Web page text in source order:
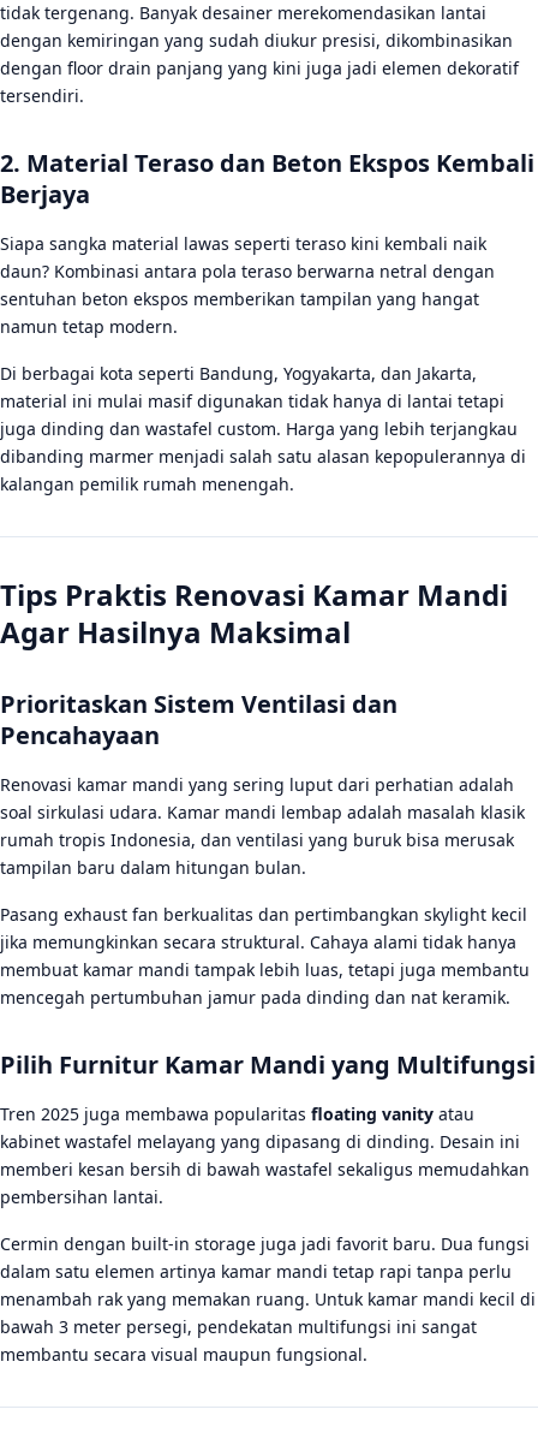
tidak tergenang. Banyak desainer merekomendasikan lantai
dengan kemiringan yang sudah diukur presisi, dikombinasikan
dengan floor drain panjang yang kini juga jadi elemen dekoratif
tersendiri.
2. Material Teraso dan Beton Ekspos Kembali
Berjaya
Siapa sangka material lawas seperti teraso kini kembali naik
daun? Kombinasi antara pola teraso berwarna netral dengan
sentuhan beton ekspos memberikan tampilan yang hangat
namun tetap modern.
Di berbagai kota seperti Bandung, Yogyakarta, dan Jakarta,
material ini mulai masif digunakan tidak hanya di lantai tetapi
juga dinding dan wastafel custom. Harga yang lebih terjangkau
dibanding marmer menjadi salah satu alasan kepopulerannya di
kalangan pemilik rumah menengah.
Tips Praktis Renovasi Kamar Mandi
Agar Hasilnya Maksimal
Prioritaskan Sistem Ventilasi dan
Pencahayaan
Renovasi kamar mandi yang sering luput dari perhatian adalah
soal sirkulasi udara. Kamar mandi lembap adalah masalah klasik
rumah tropis Indonesia, dan ventilasi yang buruk bisa merusak
tampilan baru dalam hitungan bulan.
Pasang exhaust fan berkualitas dan pertimbangkan skylight kecil
jika memungkinkan secara struktural. Cahaya alami tidak hanya
membuat kamar mandi tampak lebih luas, tetapi juga membantu
mencegah pertumbuhan jamur pada dinding dan nat keramik.
Pilih Furnitur Kamar Mandi yang Multifungsi
Tren 2025 juga membawa popularitas floating vanity atau
kabinet wastafel melayang yang dipasang di dinding. Desain ini
memberi kesan bersih di bawah wastafel sekaligus memudahkan
pembersihan lantai.
Cermin dengan built-in storage juga jadi favorit baru. Dua fungsi
dalam satu elemen artinya kamar mandi tetap rapi tanpa perlu
menambah rak yang memakan ruang. Untuk kamar mandi kecil di
bawah 3 meter persegi, pendekatan multifungsi ini sangat
membantu secara visual maupun fungsional.